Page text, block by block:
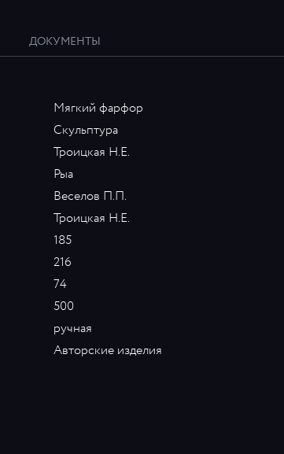
ДОКУМЕНТЫ
Мягкий фарфор
Скульптура
Троицкая Н.Е.
Рыа
Веселов П.П.
Троицкая Н.Е.
185
216
74
500
ручная
Авторские изделия